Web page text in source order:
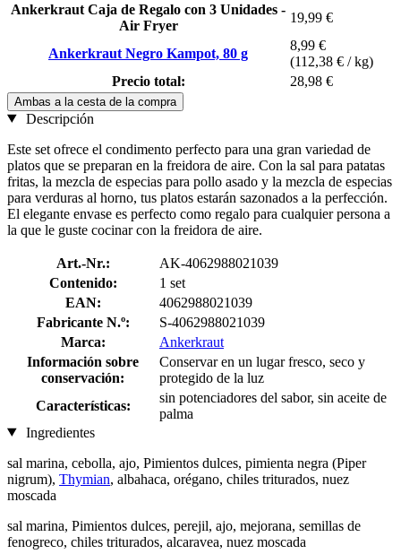
Ankerkraut Caja de Regalo con 3 Unidades -
Air Fryer
19,99 €
Ankerkraut Negro Kampot, 80 g
8,99 €
(112,38 € / kg)
Precio total:
28,98 €
Ambas a la cesta de la compra
Descripción
Este set ofrece el condimento perfecto para una gran variedad de
platos que se preparan en la freidora de aire. Con la sal para patatas
fritas, la mezcla de especias para pollo asado y la mezcla de especias
para verduras al horno, tus platos estarán sazonados a la perfección.
El elegante envase es perfecto como regalo para cualquier persona a
la que le guste cocinar con la freidora de aire.
Art.-Nr.:
AK-4062988021039
Contenido:
1 set
EAN:
4062988021039
Fabricante N.º:
S-4062988021039
Marca:
Ankerkraut
Información sobre
conservación:
Conservar en un lugar fresco, seco y
protegido de la luz
Características:
sin potenciadores del sabor, sin aceite de
palma
Ingredientes
sal marina, cebolla, ajo, Pimientos dulces, pimienta negra (Piper
nigrum), Thymian, albahaca, orégano, chiles triturados, nuez
moscada
sal marina, Pimientos dulces, perejil, ajo, mejorana, semillas de
fenogreco, chiles triturados, alcaravea, nuez moscada